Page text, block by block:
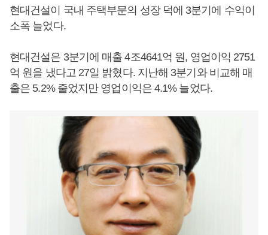
현대건설이 국내 주택부문의 성장 덕에 3분기에 수익이
소폭 늘었다.
현대건설은 3분기에 매출 4조4641억 원, 영업이익 2751
억 원을 냈다고 27일 밝혔다. 지난해 3분기와 비교해 매
출은 5.2% 줄었지만 영업이익은 4.1% 늘었다.